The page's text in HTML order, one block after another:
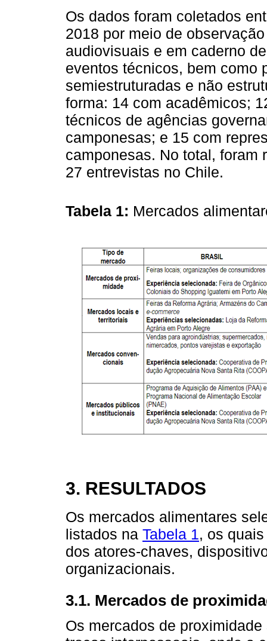
Os dados foram coletados
2018 por meio de
audiovisuais e em caderno
eventos técnicos, bem como
semiestruturadas e não
forma: 14 com acadêmicos;
técnicos de agências
camponesas; e 15 com
camponesas. No total, foram
27 entrevistas no Chile.
Tabela 1: Mercados
3. RESULTADOS
Os mercados alimentares
listados na Tabela 1, os
dos atores-chaves,
organizacionais.
3.1. Mercados de
Os mercados de